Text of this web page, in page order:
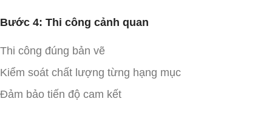
Bước 4: Thi công cảnh quan
Thi công đúng bản vẽ
Kiểm soát chất lượng từng hạng mục
Đảm bảo tiến độ cam kết